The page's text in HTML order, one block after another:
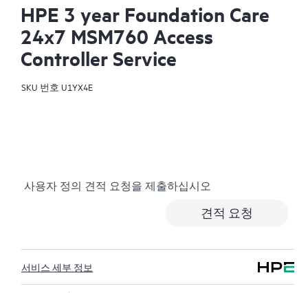
HPE 3 year Foundation Care
24x7 MSM760 Access
Controller Service
SKU 번호 U1YX4E
사용자 정의 견적 요청을 제출하십시오
견적 요청
서비스 세부 정보